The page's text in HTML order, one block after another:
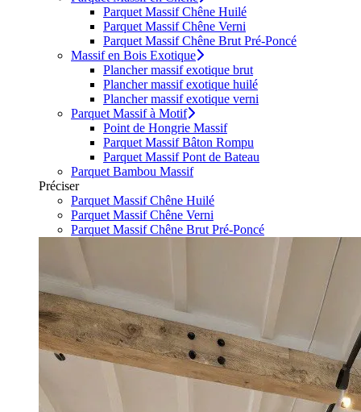
Parquet Massif Chêne Huilé
Parquet Massif Chêne Verni
Parquet Massif Chêne Brut Pré-Poncé
Massif en Bois Exotique
Plancher massif exotique brut
Plancher massif exotique huilé
Plancher massif exotique verni
Parquet Massif à Motif
Point de Hongrie Massif
Parquet Massif Bâton Rompu
Parquet Massif Pont de Bateau
Parquet Bambou Massif
Préciser
Parquet Massif Chêne Huilé
Parquet Massif Chêne Verni
Parquet Massif Chêne Brut Pré-Poncé